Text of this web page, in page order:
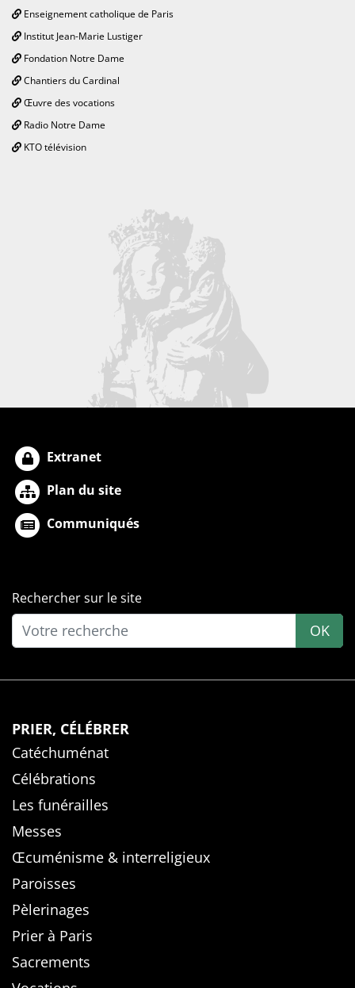
Enseignement catholique de Paris
Institut Jean-Marie Lustiger
Fondation Notre Dame
Chantiers du Cardinal
Œuvre des vocations
Radio Notre Dame
KTO télévision
Extranet
Plan du site
Communiqués
Rechercher sur le site
OK
PRIER, CÉLÉBRER
Catéchuménat
Célébrations
Les funérailles
Messes
Œcuménisme & interreligieux
Paroisses
Pèlerinages
Prier à Paris
Sacrements